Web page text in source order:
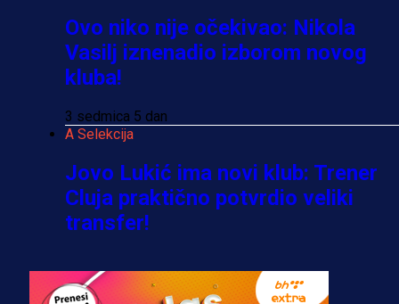
Ovo niko nije očekivao: Nikola
Vasilj iznenadio izborom novog
kluba!
3 sedmica 5 dan
A Selekcija
Jovo Lukić ima novi klub: Trener
Cluja praktično potvrdio veliki
transfer!
A Selekcija